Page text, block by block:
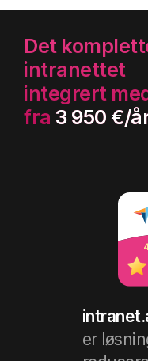
Det
intranettet
integrert
fra 3 950 €/år
er